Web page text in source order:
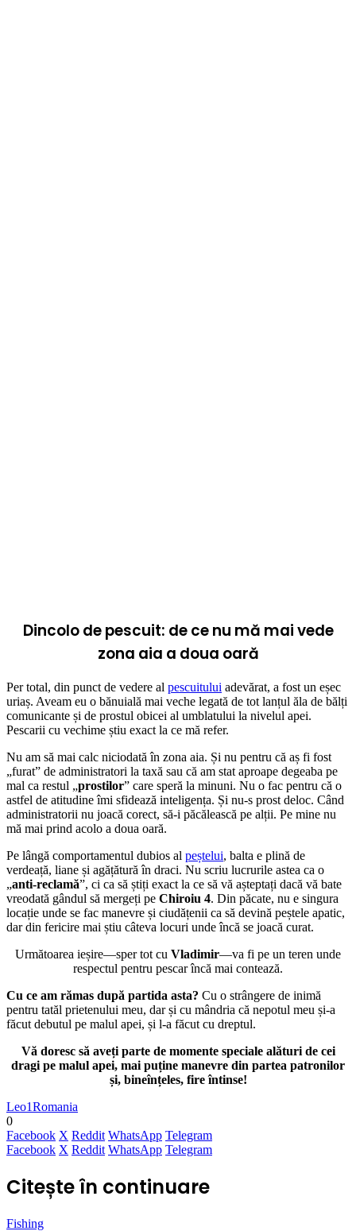
Dincolo de pescuit: de ce nu mă mai vede
zona aia a doua oară
Per total, din punct de vedere al pescuitului adevărat, a fost un eșec
uriaș. Aveam eu o bănuială mai veche legată de tot lanțul ăla de bălți
comunicante și de prostul obicei al umblatului la nivelul apei.
Pescarii cu vechime știu exact la ce mă refer.
Nu am să mai calc niciodată în zona aia. Și nu pentru că aș fi fost
„furat” de administratori la taxă sau că am stat aproape degeaba pe
mal ca restul „prostilor” care speră la minuni. Nu o fac pentru că o
astfel de atitudine îmi sfidează inteligența. Și nu-s prost deloc. Când
administratorii nu joacă corect, să-i păcălească pe alții. Pe mine nu
mă mai prind acolo a doua oară.
Pe lângă comportamentul dubios al peștelui, balta e plină de
verdeață, liane și agățătură în draci. Nu scriu lucrurile astea ca o
„anti-reclamă”, ci ca să știți exact la ce să vă așteptați dacă vă bate
vreodată gândul să mergeți pe Chiroiu 4. Din păcate, nu e singura
locație unde se fac manevre și ciudățenii ca să devină peștele apatic,
dar din fericire mai știu câteva locuri unde încă se joacă curat.
Următoarea ieșire—sper tot cu Vladimir—va fi pe un teren unde
respectul pentru pescar încă mai contează.
Cu ce am rămas după partida asta? Cu o strângere de inimă
pentru tatăl prietenului meu, dar și cu mândria că nepotul meu și-a
făcut debutul pe malul apei, și l-a făcut cu dreptul.
Vă doresc să aveți parte de momente speciale alături de cei
dragi pe malul apei, mai puține manevre din partea patronilor
și, bineînțeles, fire întinse!
Leo1Romania
0
Facebook X Reddit WhatsApp Telegram
Facebook X Reddit WhatsApp Telegram
Citește în continuare
Fishing